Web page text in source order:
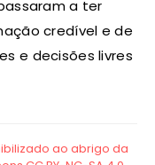
a ter
credível e de
e decisões livres